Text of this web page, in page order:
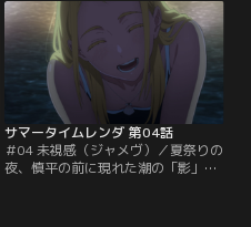
案する慎平は、島の駐在・凸村が澪
に包丁で刺し殺される現場を目撃。
さらには殺された凸村から、凸村の
『影』が生成される様を目の当たり
にする。【提供：バンダイチャンネ
サマータイムレンダ 第04話
＃04 未視感（ジャメヴ）／夏祭りの
夜、慎平の前に現れた潮の「影」。